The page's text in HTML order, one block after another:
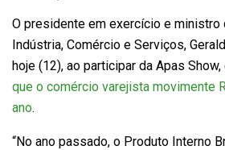
O presidente em exercício e ministro
Indústria, Comércio e Serviços,
hoje (12), ao participar da Apas Show,
que o comércio varejista movimente
ano.
“No ano passado, o Produto Interno